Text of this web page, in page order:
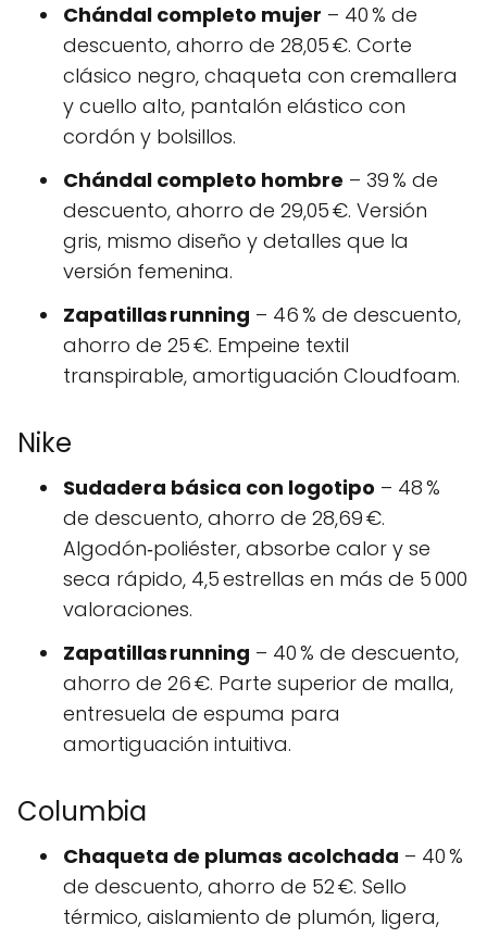
Chándal completo mujer – 40 % de
descuento, ahorro de 28,05 €. Corte
clásico negro, chaqueta con cremallera
y cuello alto, pantalón elástico con
cordón y bolsillos.
Chándal completo hombre – 39 % de
descuento, ahorro de 29,05 €. Versión
gris, mismo diseño y detalles que la
versión femenina.
Zapatillas running – 46 % de descuento,
ahorro de 25 €. Empeine textil
transpirable, amortiguación Cloudfoam.
Nike
Sudadera básica con logotipo – 48 %
de descuento, ahorro de 28,69 €.
Algodón‑poliéster, absorbe calor y se
seca rápido, 4,5 estrellas en más de 5 000
valoraciones.
Zapatillas running – 40 % de descuento,
ahorro de 26 €. Parte superior de malla,
entresuela de espuma para
amortiguación intuitiva.
Columbia
Chaqueta de plumas acolchada – 40 %
de descuento, ahorro de 52 €. Sello
térmico, aislamiento de plumón, ligera,